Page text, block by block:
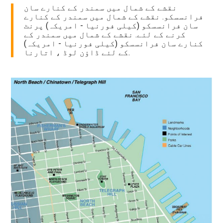
نقشے کے شمال میں سمندر کے کنارے سان
فرانسسکو. نقشے کے شمال میں سمندر کے کنارے
سان فرانسسکو (کیلی فورنیا - امریکہ) پرنٹ
کرنے کے لئے. نقشے کے شمال میں سمندر کے
کنارے سان فرانسسکو (کیلی فورنیا - امریکہ)
کے لئے ڈاؤن لوڈ ، اتارنا.